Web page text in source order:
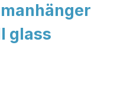
glass